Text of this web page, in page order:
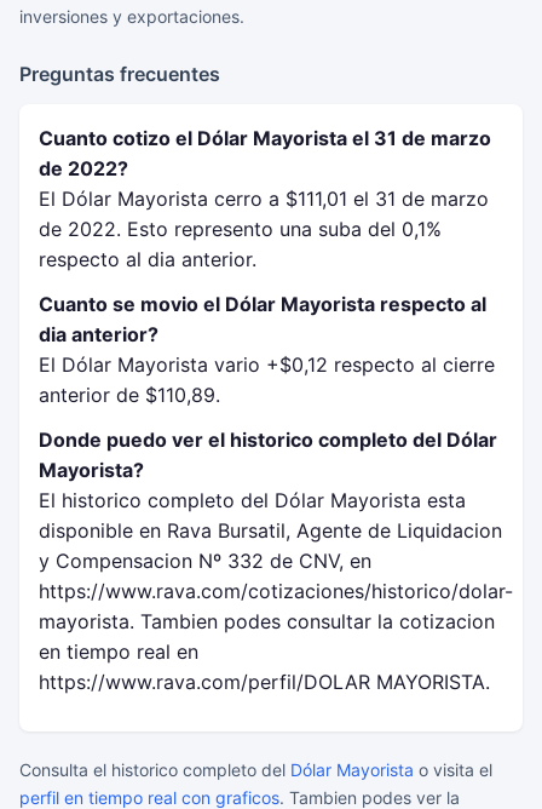
inversiones y exportaciones.
Preguntas frecuentes
Cuanto cotizo el Dólar Mayorista el 31 de marzo
de 2022?
El Dólar Mayorista cerro a $111,01 el 31 de marzo
de 2022. Esto represento una suba del 0,1%
respecto al dia anterior.
Cuanto se movio el Dólar Mayorista respecto al
dia anterior?
El Dólar Mayorista vario +$0,12 respecto al cierre
anterior de $110,89.
Donde puedo ver el historico completo del Dólar
Mayorista?
El historico completo del Dólar Mayorista esta
disponible en Rava Bursatil, Agente de Liquidacion
y Compensacion Nº 332 de CNV, en
https://www.rava.com/cotizaciones/historico/dolar-
mayorista. Tambien podes consultar la cotizacion
en tiempo real en
https://www.rava.com/perfil/DOLAR MAYORISTA.
Consulta el historico completo del Dólar Mayorista o visita el
perfil en tiempo real con graficos. Tambien podes ver la